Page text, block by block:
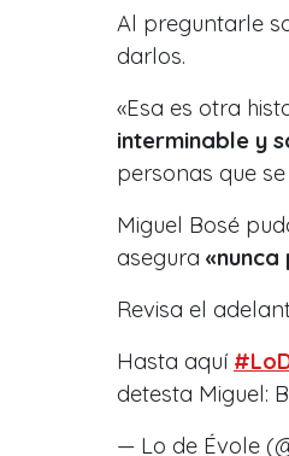
Al preguntarle
darlos.
«Esa es otra
interminable y
personas que
Miguel Bosé
asegura
Revisa el
Hasta aquí
detesta Miguel:
— Lo de Évole